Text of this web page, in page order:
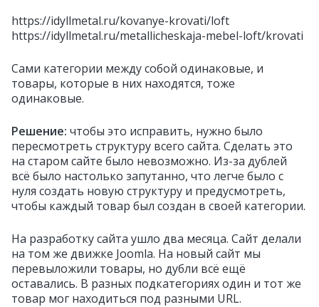
https://idyllmetal.ru/kovanye-krovati/loft
https://idyllmetal.ru/metallicheskaja-mebel-loft/krovati
Сами категории между собой одинаковые, и
товары, которые в них находятся, тоже
одинаковые.
Решение: чтобы это исправить, нужно было
пересмотреть структуру всего сайта. Сделать это
на старом сайте было невозможно. Из-за дублей
всё было настолько запутанно, что легче было с
нуля создать новую структуру и предусмотреть,
чтобы каждый товар был создан в своей категории.
На разработку сайта ушло два месяца. Сайт делали
на том же движке Joomla. На новый сайт мы
перевыложили товары, но дубли всё ещё
оставались. В разных подкатегориях один и тот же
товар мог находиться под разными URL.